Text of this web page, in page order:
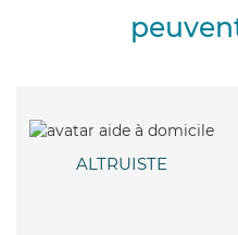
ALTRUISTE